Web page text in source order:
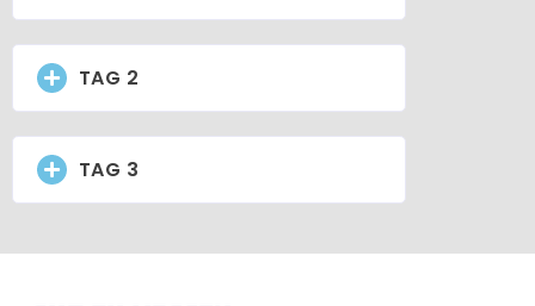
TAG 2
TAG 3